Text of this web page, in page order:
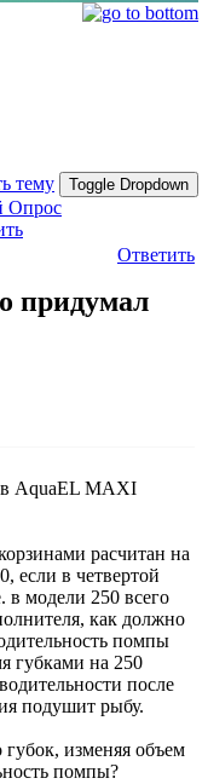
тему Toggle Dropdown
Опрос
Ответить
придумал
AquaEL MAXI
расчитан на
если в четвертой
в модели 250 всего
как должно
помпы
губками на 250
после
подушит рыбу.
изменяя объем
помпы?